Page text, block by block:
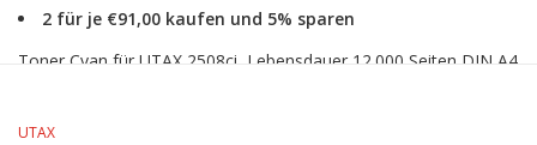
2 für je €91,00 kaufen und 5% sparen
Toner Cyan für UTAX 2508ci, Lebensdauer 12.000 Seiten DIN A4
UTAX